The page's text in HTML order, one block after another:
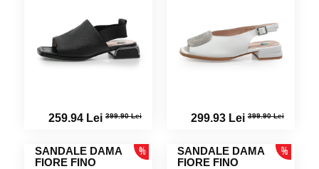
259.94 Lei 399.90 Lei 299.93 Lei399.90 Lei
SANDALE DAMA
FIORE FINO
SANDALE DAMA
FIORE FINO